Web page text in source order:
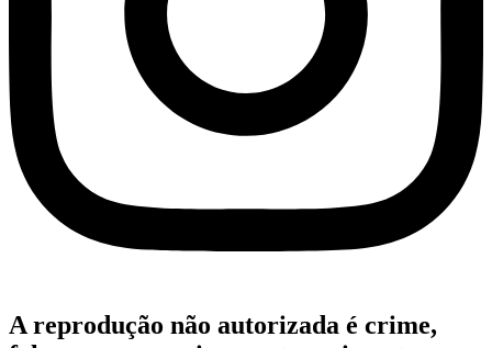
A reprodução não autorizada é crime,